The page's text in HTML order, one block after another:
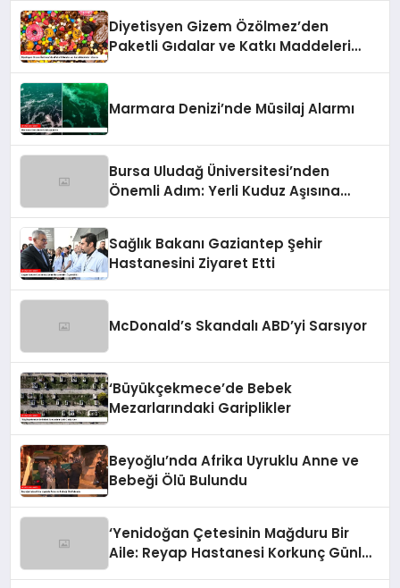
Diyetisyen Gizem Özölmez’den
Paketli Gıdalar ve Katkı Maddeleri
Marmara Denizi’nde Müsilaj Alarmı
Bursa Uludağ Üniversitesi’nden
Önemli Adım: Yerli Kuduz Aşısına
Sağlık Bakanı Gaziantep Şehir
Hastanesini Ziyaret Etti
McDonald’s Skandalı ABD’yi Sarsıyor
‘Büyükçekmece’de Bebek
Mezarlarındaki Gariplikler
Beyoğlu’nda Afrika Uyruklu Anne ve
Bebeği Ölü Bulundu
‘Yenidoğan Çetesinin Mağduru Bir
Aile: Reyap Hastanesi Korkunç Günleri